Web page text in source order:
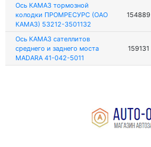
Ось КАМАЗ тормозной
колодки ПРОМРЕСУРС (ОАО
КАМАЗ) 53212-3501132
154889
Ось КАМАЗ сателлитов
среднего и заднего моста
MADARA 41-042-5011
159131